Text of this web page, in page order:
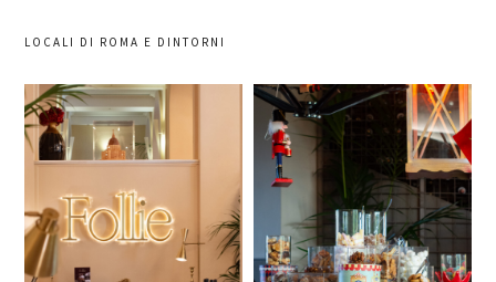
LOCALI DI ROMA E DINTORNI